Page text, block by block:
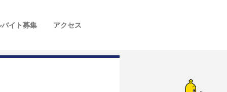
イト募集 アクセス